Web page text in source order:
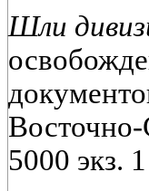
Шли
5000 экз.